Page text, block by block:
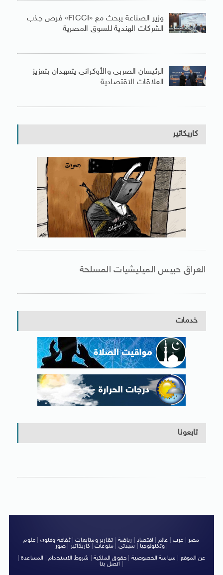
وزير الصناعة يبحث مع «FICCI» فرص جذب
الشركات الهندية للسوق المصرية
الرئيسان الصربى والأوكرانى يتعهدان بتعزيز
العلاقات الاقتصادية
كاريكاتير
العراق حبيس الميليشيات المسلحة
خدمات
تابعونا
مصر عرب عالم اقتصاد رياضة |تقارير ومتابعات|ثقافة وفنون
علوم
وتكنولوجيا| سيدتى منوعات كاريكاتير صور
|
عن الموقع
سياسة الخصوصية حقوق الملكية شروط الاستخدام| المساعدة|
اتصل بنا